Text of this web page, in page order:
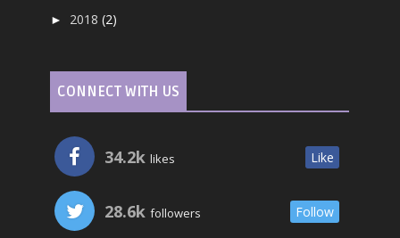
► 2018(2)
CONNECT WITH US
34.2k likes Like
28.6k followers Follow